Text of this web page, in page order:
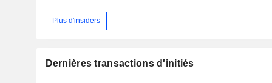
Plus d'insiders
Dernières transactions d'initiés